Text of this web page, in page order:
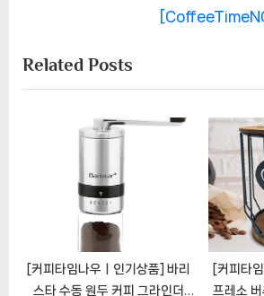
s
P
P
o
Related Posts
[커피타임나우ㅣ인기상품] 바리
스타 수동 원두 커피 그라인더
[커피타
프레소 버